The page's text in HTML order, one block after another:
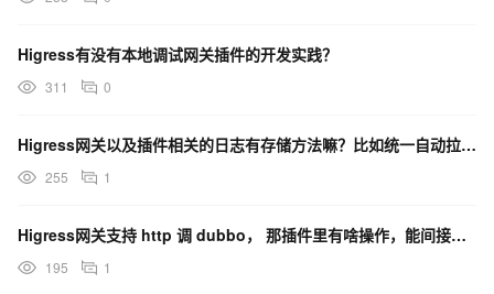
Higress有没有本地调试网关插件的开发实践？
311 0
Higress网关以及插件相关的日志有存储方法嘛？比如统一自动拉取到es里面这样的
255 1
Higress网关支持 http 调 dubbo， 那插件里有啥操作，能间接调 dubbo 服务呢？
195 1